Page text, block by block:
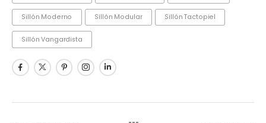
Sillón Moderno Sillón Modular Sillón Tactopiel
Sillón Vangardista